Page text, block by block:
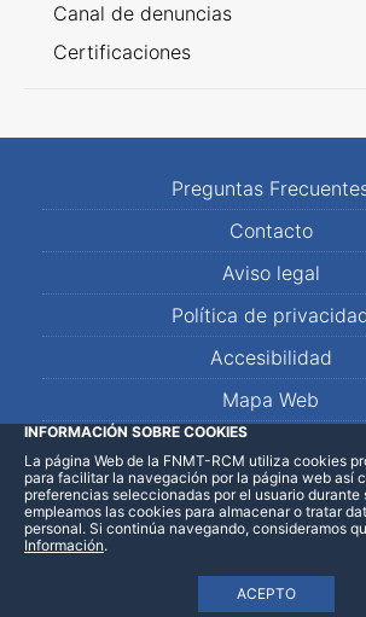
Canal de denuncias
Certificaciones
Preguntas
Contacto
Aviso legal
Política de
Accesibilidad
Mapa Web
LinkedInFacebookWhatsApp
INFORMACIÓN SOBRE COOKIES
La página Web de la FNMT-RCM utiliza cookies
para facilitar la navegación por la página web así
preferencias seleccionadas por el usuario durante
empleamos las cookies para almacenar o tratar
personal. Si continúa navegando, consideramos
ACEPTO
Información.